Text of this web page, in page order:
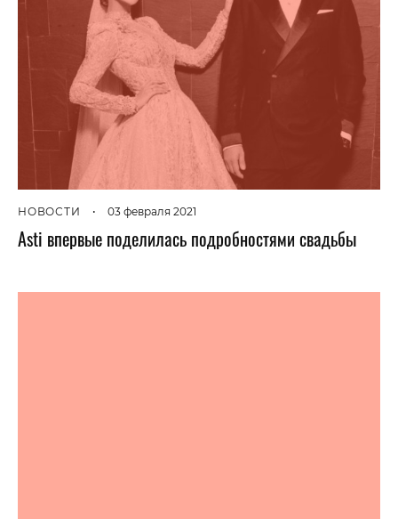
НОВОСТИ • 03 февраля 2021
Asti впервые поделилась подробностями свадьбы